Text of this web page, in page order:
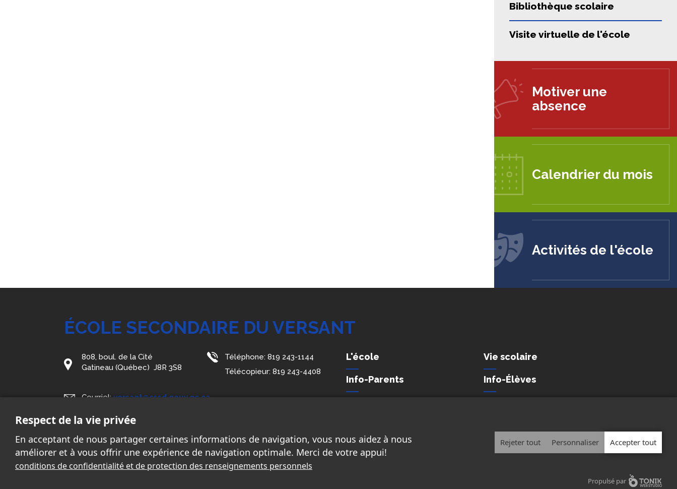
Bibliothèque scolaire
Visite virtuelle de l'école
Motiver une
absence
Calendrier du mois
Activités de l'école
ÉCOLE SECONDAIRE DU VERSANT
808, boul. de la Cité
Gatineau (Québec) J8R 3S8
Téléphone: 819 243-1144
Télécopieur: 819 243-4408
Courriel: versant@cssd.gouv.qc.ca
L'école Vie scolaire
Info-Parents Info-Élèves
renseignements personnels
Respect de la vie privée
En acceptant de nous partager certaines informations de navigation, vous nous aidez à nous
améliorer et à vous offrir une expérience de navigation optimale. Merci de votre appui!
conditions de confidentialité et de protection des renseignements personnels
Rejeter tout Personnaliser Accepter tout
Propulsé par